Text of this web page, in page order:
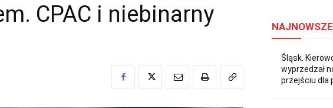
CPAC i niebinarny
NAJNOWSZE
Śląsk.
wyprzedzał
przejściu dla